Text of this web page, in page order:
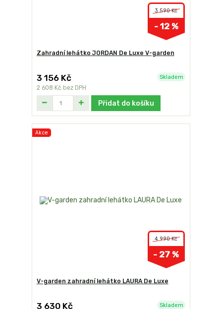
3 590 Kč
- 12 %
Zahradní lehátko JORDAN De Luxe V-garden
3 156 Kč
2 608 Kč bez DPH
Skladem
Přidat do košíku
Akce
4 990 Kč
- 27 %
V-garden zahradní lehátko LAURA De Luxe
3 630 Kč Skladem